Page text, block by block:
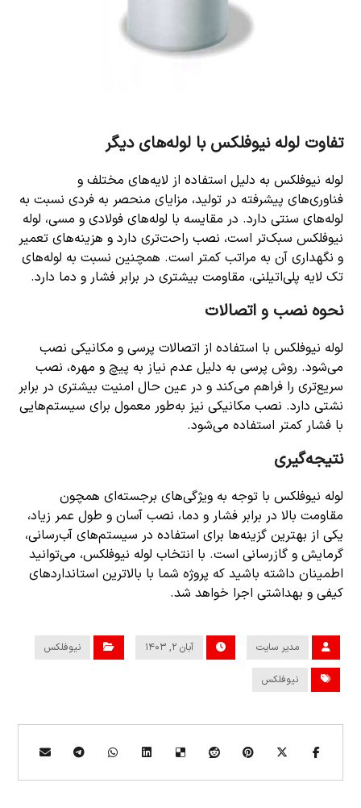
تفاوت لوله نیوفلکس با لوله‌های دیگر
لوله نیوفلکس به دلیل استفاده از لایه‌های مختلف و
فناوری‌های پیشرفته در تولید، مزایای منحصر به فردی نسبت به
لوله‌های سنتی دارد. در مقایسه با لوله‌های فولادی و مسی، لوله
نیوفلکس سبک‌تر است، نصب راحت‌تری دارد و هزینه‌های تعمیر
و نگهداری آن به مراتب کمتر است. همچنین نسبت به لوله‌های
تک لایه پلی‌اتیلنی، مقاومت بیشتری در برابر فشار و دما دارد.
نحوه نصب و اتصالات
لوله نیوفلکس با استفاده از اتصالات پرسی و مکانیکی نصب
می‌شود. روش پرسی به دلیل عدم نیاز به پیچ و مهره، نصب
سریع‌تری را فراهم می‌کند و در عین حال امنیت بیشتری در برابر
نشتی دارد. نصب مکانیکی نیز به‌طور معمول برای سیستم‌هایی
با فشار کمتر استفاده می‌شود.
نتیجه‌گیری
لوله نیوفلکس با توجه به ویژگی‌های برجسته‌ای همچون
مقاومت بالا در برابر فشار و دما، نصب آسان و طول عمر زیاد،
یکی از بهترین گزینه‌ها برای استفاده در سیستم‌های آب‌رسانی،
گرمایش و گازرسانی است. با انتخاب لوله نیوفلکس، می‌توانید
اطمینان داشته باشید که پروژه شما با بالاترین استانداردهای
کیفی و بهداشتی اجرا خواهد شد.
مدیر سایت آبان ۲, ۱۴۰۳ نیوفلکس
نیوفلکس